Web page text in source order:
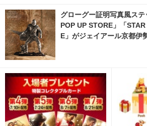
グローグー証明写真風ス
POP UP STORE」「
E」がジェイアール京都伊